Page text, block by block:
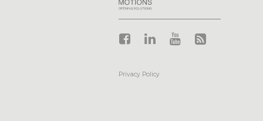
Privacy Policy